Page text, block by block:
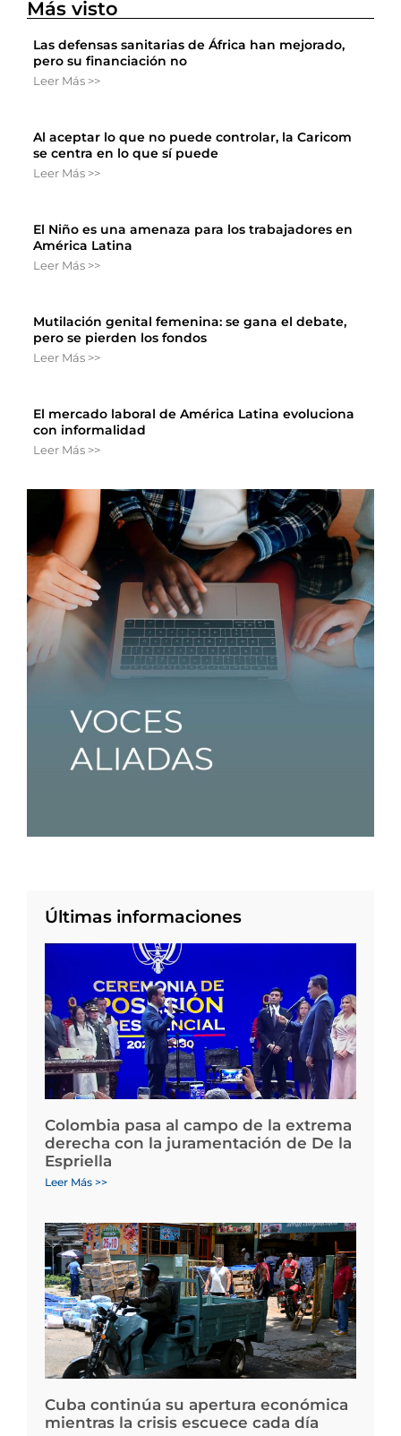
Más visto
Las defensas sanitarias de África han mejorado,
pero su financiación no
Leer Más >>
Al aceptar lo que no puede controlar, la Caricom
se centra en lo que sí puede
Leer Más >>
El Niño es una amenaza para los trabajadores en
América Latina
Leer Más >>
Mutilación genital femenina: se gana el debate,
pero se pierden los fondos
Leer Más >>
El mercado laboral de América Latina evoluciona
con informalidad
Leer Más >>
Últimas informaciones
Colombia pasa al campo de la extrema
derecha con la juramentación de De la
Espriella
Leer Más >>
Cuba continúa su apertura económica
mientras la crisis escuece cada día